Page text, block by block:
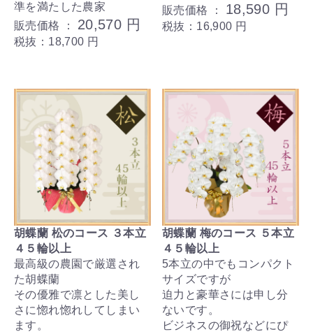
準を満たした農家
販売価格 ： 20,570 円
税抜：18,700 円
販売価格 ： 18,590 円
税抜：16,900 円
胡蝶蘭 松のコース ３本立
４５輪以上
最高級の農園で厳選され
た胡蝶蘭
その優雅で凛とした美し
さに惚れ惚れしてしまい
ます。
胡蝶蘭 梅のコース ５本立
４５輪以上
5本立の中でもコンパクト
サイズですが
迫力と豪華さには申し分
ないです。
ビジネスの御祝などにぴ